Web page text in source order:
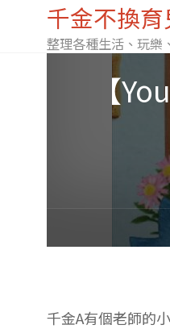
千金不換
整理各種生活、玩樂
【
千金A有個老師的